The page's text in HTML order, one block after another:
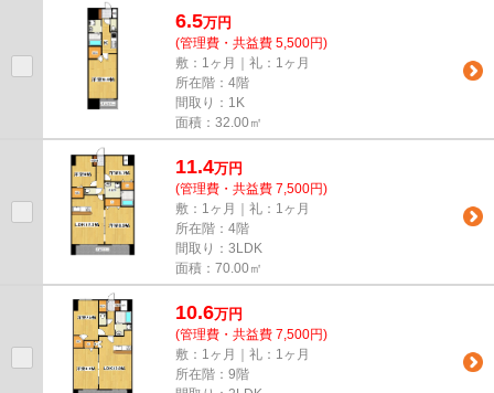
6.5万円
(管理費・共益費 5,500円)
敷：1ヶ月｜礼：1ヶ月
所在階：4階
間取り：1K
面積：32.00㎡
11.4万円
(管理費・共益費 7,500円)
敷：1ヶ月｜礼：1ヶ月
所在階：4階
間取り：3LDK
面積：70.00㎡
10.6万円
(管理費・共益費 7,500円)
敷：1ヶ月｜礼：1ヶ月
所在階：9階